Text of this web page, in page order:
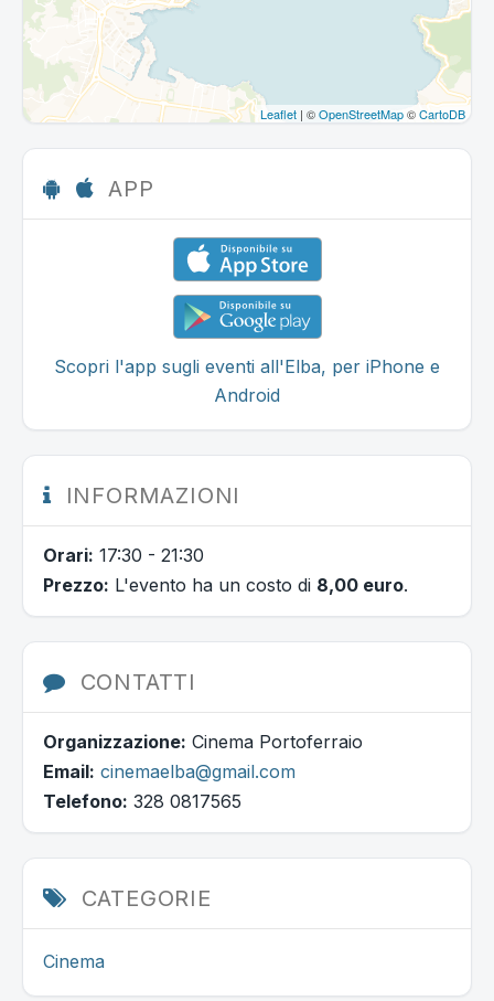
Leaflet | ©OpenStreetMap©CartoDB
APP
Scopri l'app sugli eventi all'Elba, per iPhone e
Android
INFORMAZIONI
Orari: 17:30 - 21:30
Prezzo: L'evento ha un costo di 8,00 euro.
CONTATTI
Organizzazione: Cinema Portoferraio
Email: cinemaelba@gmail.com
Telefono: 328 0817565
CATEGORIE
Cinema